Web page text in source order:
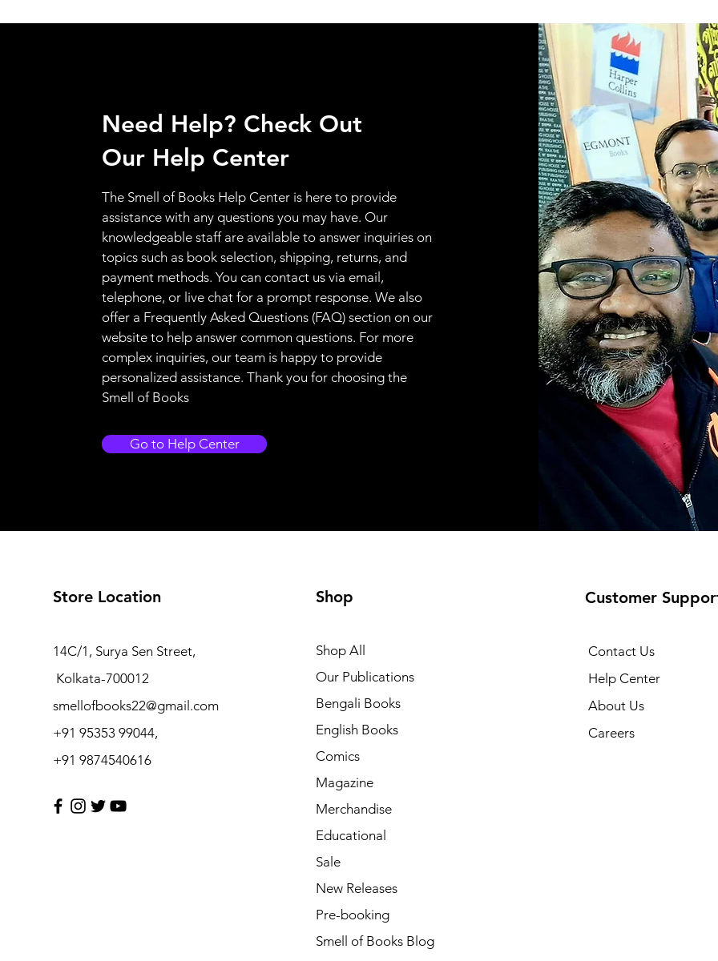
Need Help? Check Out
Our Help Center
The Smell of Books Help Center is here to provide
assistance with any questions you may have. Our
knowledgeable staff are available to answer inquiries on
topics such as book selection, shipping, returns, and
payment methods. You can contact us via email,
telephone, or live chat for a prompt response. We also
offer a Frequently Asked Questions (FAQ) section on our
website to help answer common questions. For more
complex inquiries, our team is happy to provide
personalized assistance. Thank you for choosing the
Smell of Books
Go to Help Center
Store Location
14C/1, Surya Sen Street,
Kolkata-700012
smellofbooks22@gmail.com
+91 95353 99044,
+91 9874540616
Shop
Shop All
Our Publications
Bengali Books
English Books
Comics
Magazine
Merchandise
Educational
Sale
New Releases
Pre-booking
Smell of Books Blog
Customer
Contact Us
Help Center
About Us
Careers